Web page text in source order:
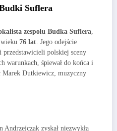
Suflera
zespołu Budka Suflera
76 lat . Jego odejście
przedstawicieli polskiej sceny
warunkach, śpiewał do końca i
Marek Dutkiewicz, muzyczny
zyskał niezwykłą